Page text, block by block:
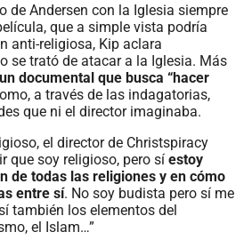
de Andersen con la Iglesia siempre
que a simple vista podría
anti-religiosa, Kip aclara
se trató de atacar a la Iglesia. Más
documental que busca “hacer
a través de las indagatorias,
que ni el director imaginaba.
el director de Christspiracy
que soy religioso, pero sí estoy
de todas las religiones y en cómo
entre sí. No soy budista pero sí me
también los elementos del
el Islam…”